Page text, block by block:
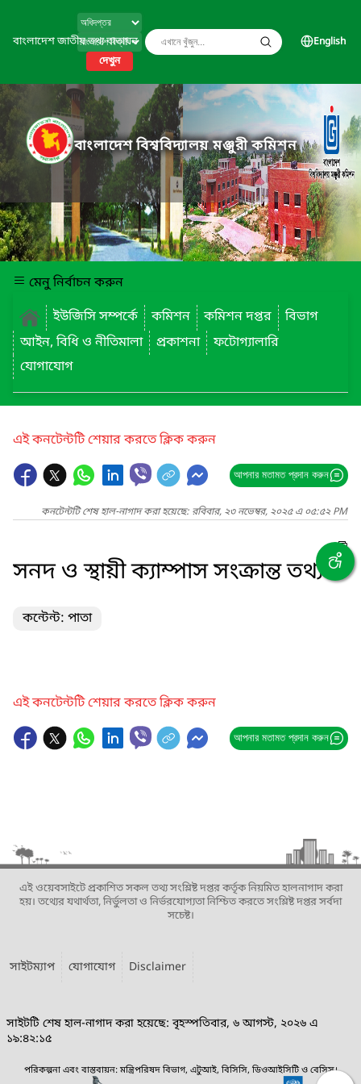
বাংলাদেশ জাতীয় তথ্য বাতায়ন
দেখুন
English
বাংলাদেশ বিশ্ববিদ্যালয় মঞ্জুরী কমিশন
মেনু নির্বাচন করুন
ইউজিসি সম্পর্কে
কমিশন কমিশন দপ্তর
বিভাগ
আইন, বিধি ও নীতিমালা
প্রকাশনা
ফটোগ্যালারি
যোগাযোগ
এই কনটেন্টটি শেয়ার করতে ক্লিক করুন
আপনার মতামত প্রদান করুন
কনটেন্টটি শেষ হাল-নাগাদ করা হয়েছে: রবিবার, ২৩ নভেম্বর, ২০২৫ এ ০৫:৫২ PM
সনদ ও স্থায়ী ক্যাম্পাস সংক্রান্ত তথ্য
কন্টেন্ট: পাতা
এই কনটেন্টটি শেয়ার করতে ক্লিক করুন
আপনার মতামত প্রদান করুন
এই ওয়েবসাইটে প্রকাশিত সকল তথ্য সংশ্লিষ্ট দপ্তর কর্তৃক নিয়মিত হালনাগাদ করা
হয়। তথ্যের যথার্থতা, নির্ভুলতা ও নির্ভরযোগ্যতা নিশ্চিত করতে সংশ্লিষ্ট দপ্তর সর্বদা
সচেষ্ট।
সাইটম্যাপ যোগাযোগ Disclaimer
সাইটটি শেষ হাল-নাগাদ করা হয়েছে: বৃহস্পতিবার, ৬ আগস্ট, ২০২৬ এ
১৯:৪২:১৫
পরিকল্পনা এবং বাস্তবায়ন: মন্ত্রিপরিষদ বিভাগ, এটুআই, বিসিসি, ডিওআইসিটি ও বেসিস।